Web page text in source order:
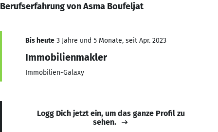
Berufserfahrung von Asma Boufeljat
Bis heute 3 Jahre und 5 Monate, seit Apr. 2023
Immobilienmakler
Immobilien-Galaxy
Logg Dich jetzt ein, um das ganze Profil zu
sehen.